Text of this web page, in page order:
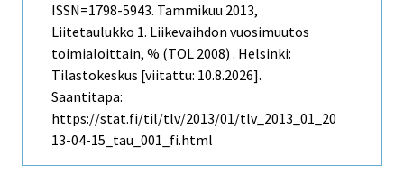
ISSN=1798-5943. Tammikuu 2013,
Liitetaulukko 1. Liikevaihdon vuosimuutos
toimialoittain, % (TOL 2008) . Helsinki:
Tilastokeskus [viitattu: 10.8.2026].
Saantitapa:
https://stat.fi/til/tlv/2013/01/tlv_2013_01_20
13-04-15_tau_001_fi.html